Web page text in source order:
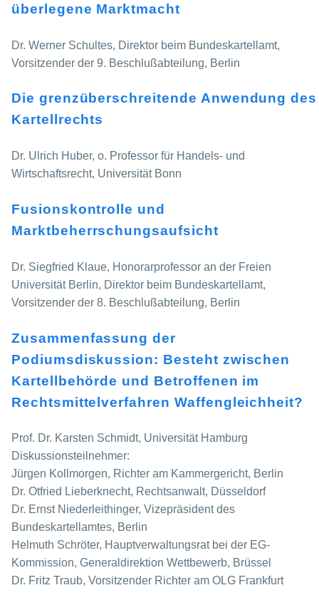
überlegene Marktmacht
Dr. Werner Schultes, Direktor beim Bundeskartellamt,
Vorsitzender der 9. Beschlußabteilung, Berlin
Die grenzüberschreitende Anwendung des
Kartellrechts
Dr. Ulrich Huber, o. Professor für Handels- und
Wirtschaftsrecht, Universität Bonn
Fusionskontrolle und
Marktbeherrschungsaufsicht
Dr. Siegfried Klaue, Honorarprofessor an der Freien
Universität Berlin, Direktor beim Bundeskartellamt,
Vorsitzender der 8. Beschlußabteilung, Berlin
Zusammenfassung der
Podiumsdiskussion: Besteht zwischen
Kartellbehörde und Betroffenen im
Rechtsmittelverfahren Waffengleichheit?
Prof. Dr. Karsten Schmidt, Universität Hamburg
Diskussionsteilnehmer:
Jürgen Kollmorgen, Richter am Kammergericht, Berlin
Dr. Otfried Lieberknecht, Rechtsanwalt, Düsseldorf
Dr. Ernst Niederleithinger, Vizepräsident des
Bundeskartellamtes, Berlin
Helmuth Schröter, Hauptverwaltungsrat bei der EG-
Kommission, Generaldirektion Wettbewerb, Brüssel
Dr. Fritz Traub, Vorsitzender Richter am OLG Frankfurt